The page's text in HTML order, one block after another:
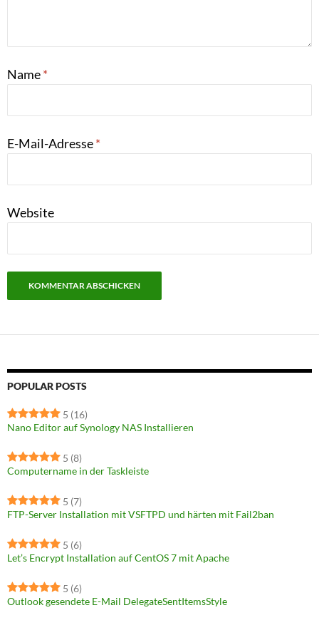
Name*
E-Mail-Adresse*
Website
POPULAR POSTS
5 (16)
Nano Editor auf Synology NAS Installieren
5 (8)
Computername in der Taskleiste
5 (7)
FTP-Server Installation mit VSFTPD und härten mit Fail2ban
5 (6)
Let’s Encrypt Installation auf CentOS 7 mit Apache
5 (6)
Outlook gesendete E-Mail DelegateSentItemsStyle